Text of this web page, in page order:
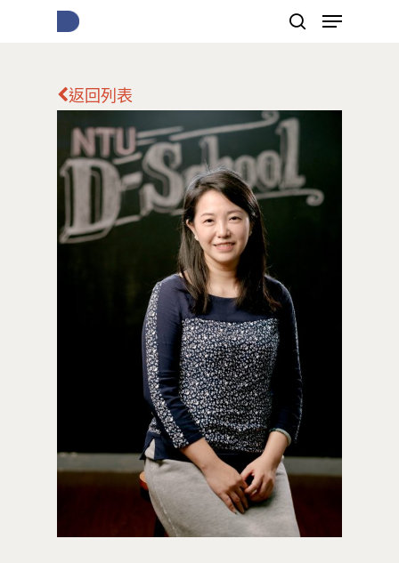
按下Enter開始搜尋，或Esc關閉跳窗
返回列表